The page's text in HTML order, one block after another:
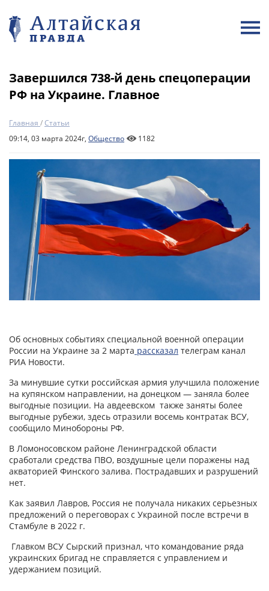
Завершился 738-й день спецоперации
РФ на Украине. Главное
Главная /Статьи
09:14, 03 марта 2024г, Общество 1182
Об основных событиях специальной военной операции
России на Украине за 2 марта рассказал телеграм канал
РИА Новости.
За минувшие сутки российская армия улучшила положение
на купянском направлении, на донецком — заняла более
выгодные позиции. На авдеевском также заняты более
выгодные рубежи, здесь отразили восемь контратак ВСУ,
сообщило Минобороны РФ.
В Ломоносовском районе Ленинградской области
сработали средства ПВО, воздушные цели поражены над
акваторией Финского залива. Пострадавших и разрушений
нет.
Как заявил Лавров, Россия не получала никаких серьезных
предложений о переговорах с Украиной после встречи в
Стамбуле в 2022 г.
Главком ВСУ Сырский признал, что командование ряда
украинских бригад не справляется с управлением и
удержанием позиций.